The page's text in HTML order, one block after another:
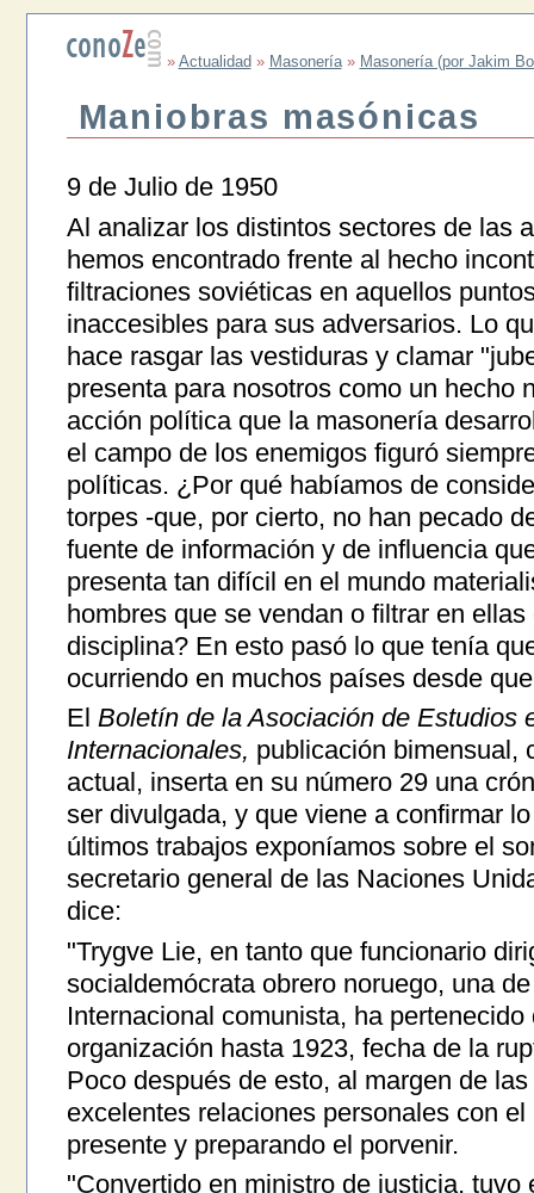
» Actualidad » Masonería» Masonería (por Jakim
Maniobras masónicas
9 de Julio de 1950
Al analizar los distintos sectores de las
hemos encontrado frente al hecho
filtraciones soviéticas en aquellos
inaccesibles para sus adversarios. Lo
hace rasgar las vestiduras y clamar
presenta para nosotros como un hecho
acción política que la masonería
el campo de los enemigos figuró
políticas. ¿Por qué habíamos de
torpes -que, por cierto, no han pecado
fuente de información y de influencia
presenta tan difícil en el mundo
hombres que se vendan o filtrar en
disciplina? En esto pasó lo que tenía
ocurriendo en muchos países desde
El Boletín de la Asociación de Estudios
Internacionales, publicación bimensual,
actual, inserta en su número 29 una
ser divulgada, y que viene a confirmar
últimos trabajos exponíamos sobre el
secretario general de las Naciones
dice:
"Trygve Lie, en tanto que funcionario
socialdemócrata obrero noruego, una
Internacional comunista, ha
organización hasta 1923, fecha de la
Poco después de esto, al margen de
excelentes relaciones personales con
presente y preparando el porvenir.
"Convertido en ministro de justicia, tuvo